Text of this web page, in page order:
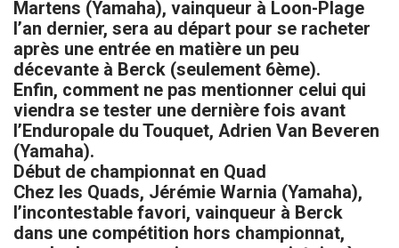
Martens (Yamaha), vainqueur à Loon-Plage
l’an dernier, sera au départ pour se racheter
après une entrée en matière un peu
décevante à Berck (seulement 6ème).
Enfin, comment ne pas mentionner celui qui
viendra se tester une dernière fois avant
l’Enduropale du Touquet, Adrien Van Beveren
(Yamaha).
Début de championnat en Quad
Chez les Quads, Jérémie Warnia (Yamaha),
l’incontestable favori, vainqueur à Berck
dans une compétition hors championnat,